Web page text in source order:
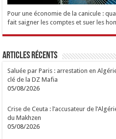
Pour une économie de la canicule :
fait saigner les comptes et suer les
Articles Récents
Saluée par Paris : arrestation en
clé de la DZ Mafia
05/08/2026
Crise de Ceuta : l’accusateur de
du Makhzen
05/08/2026